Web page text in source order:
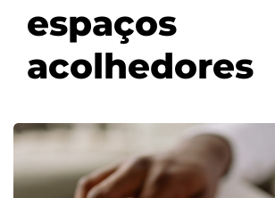
espaços
acolhedores